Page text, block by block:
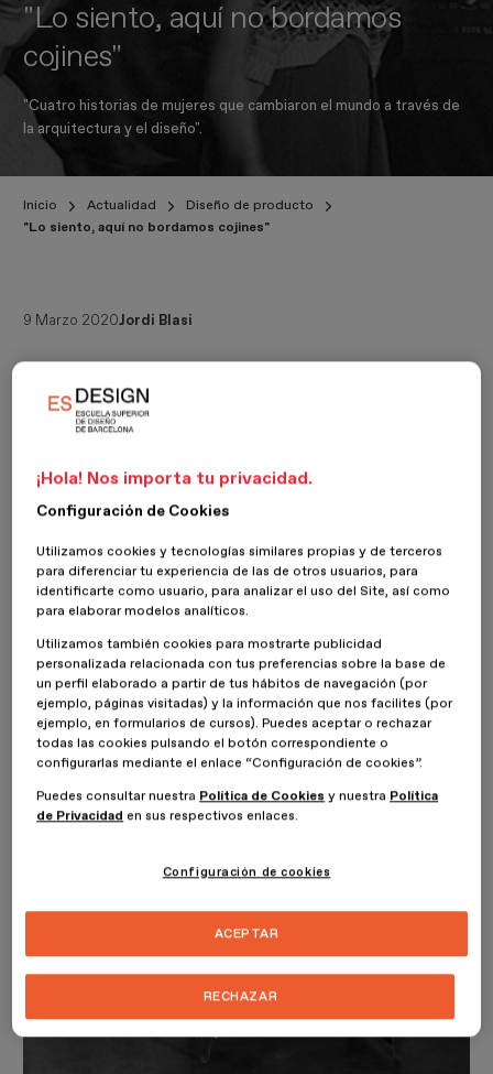
"Lo siento, aquí no bordamos
cojines"
"Cuatro historias de mujeres que cambiaron el mundo a través de
la arquitectura y el diseño".
Inicio Actualidad
Diseño de producto
"Lo siento, aquí no bordamos cojines"
9 Marzo 2020Jordi Blasi
la arquitectura y el diseño".
mobiliario en la Union Centrale des Arts Décoratifs quedó
fascinada por la estética de lo industrial, de las máquinas y de los
automóviles que empezaban a ocupar las calles de su París natal.
pedir trabajo y recibió como respuesta un lacónico: “Lo siento,
aquí no bordamos cojines”. Unos meses más tarde, gracias al
proyecto “Bar sous le Toit”, del que Jeanneret y Le Corbusier
quedarían fascinados, estos aceptaron su ingreso en el estudio.
Junto con Jeanneret y Le Corbusier, Perriand diseñaría algunos de
los muebles más icónicos de la historia del mueble
contemporáneo, entre los cuales destacan la chaise longue
basculante LC4 B306 o las sillas B301 y B302, actualmente
editadas por Cassina.
¡Hola! Nos importa tu privacidad.
Configuración de Cookies
Utilizamos cookies y tecnologías similares propias y de terceros
para diferenciar tu experiencia de las de otros usuarios, para
identificarte como usuario, para analizar el uso del Site, así como
para elaborar modelos analíticos.
Utilizamos también cookies para mostrarte publicidad
personalizada relacionada con tus preferencias sobre la base de
un perfil elaborado a partir de tus hábitos de navegación (por
ejemplo, páginas visitadas) y la información que nos facilites (por
ejemplo, en formularios de cursos). Puedes aceptar o rechazar
todas las cookies pulsando el botón correspondiente o
configurarlas mediante el enlace “Configuración de cookies”.
Puedes consultar nuestra Política de Cookies y nuestra Política
de Privacidad en sus respectivos enlaces.
Configuración de cookies
RECHAZAR
ACEPTAR